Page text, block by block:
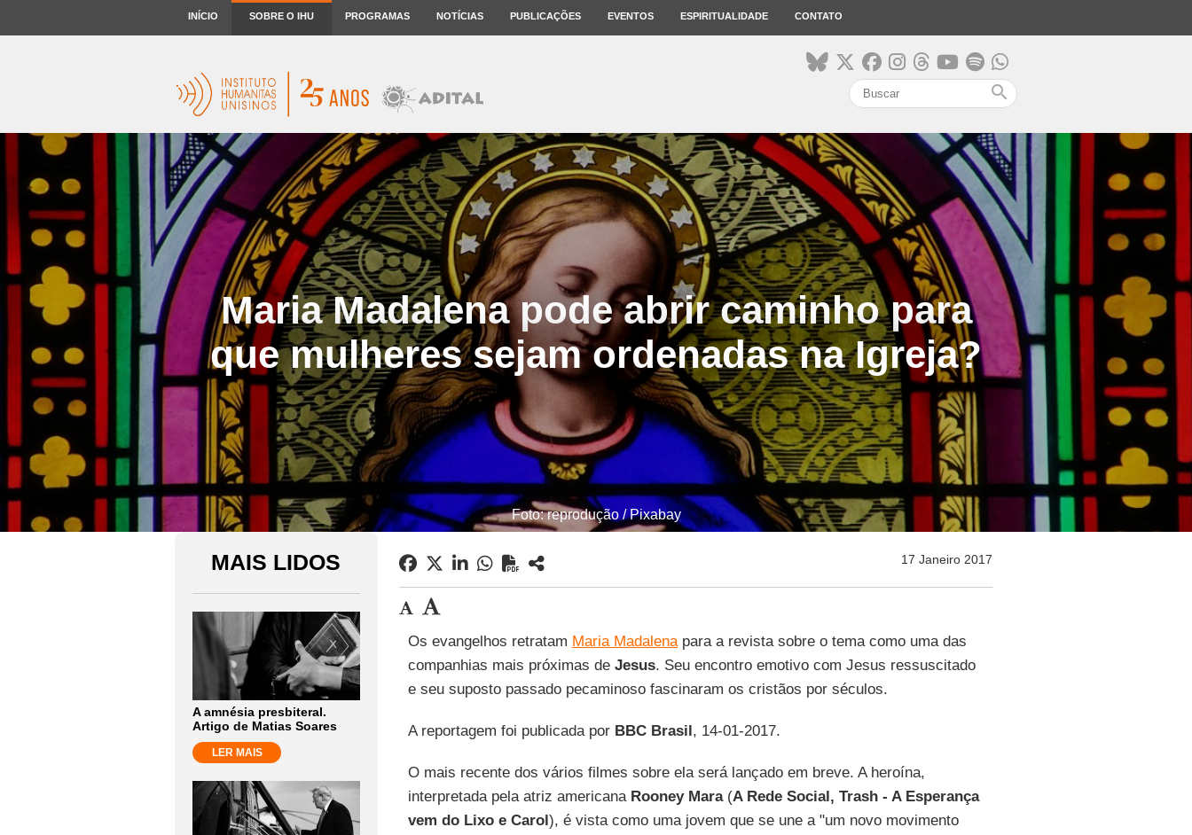
INÍCIO SOBRE O IHU PROGRAMAS NOTÍCIAS PUBLICAÇÕES EVENTOS ESPIRITUALIDADE CONTATO
search
Maria Madalena pode abrir caminho para
que mulheres sejam ordenadas na Igreja?
Foto: reprodução / Pixabay
MAIS LIDOS
A amnésia presbiteral.
Artigo de Matias Soares
LER MAIS
17 Janeiro 2017
Os evangelhos retratam Maria Madalenapara a revista sobre o tema como uma das
companhias mais próximas de Jesus. Seu encontro emotivo com Jesus ressuscitado
e seu suposto passado pecaminoso fascinaram os cristãos por séculos.
A reportagem foi publicada por BBC Brasil, 14-01-2017.
O mais recente dos vários filmes sobre ela será lançado em breve. A heroína,
interpretada pela atriz americana Rooney Mara(A Rede Social, Trash - A Esperança
vem do Lixo e Carol), é vista como uma jovem que se une a "um novo movimento